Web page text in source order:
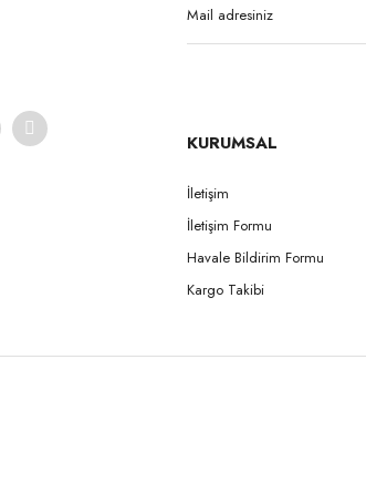
KURUMSAL
İletişim
İletişim Formu
Havale Bildirim Formu
Kargo Takibi